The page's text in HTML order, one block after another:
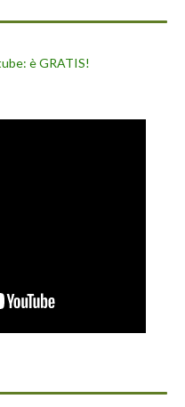
è GRATIS!